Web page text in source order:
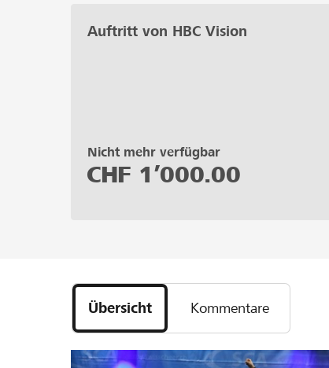
Auftritt von HBC Vision
Nicht mehr verfügbar
CHF 1’000.00
Übersicht Kommentare